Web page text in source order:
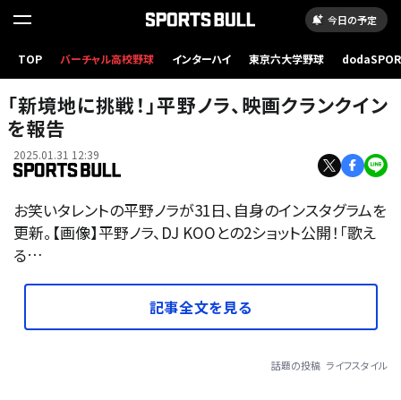
今日の予定
TOP バーチャル高校野球 インターハイ 東京六大学野球
「新境地に挑戦！」平野ノラ、映画クランクイン
を報告
2025.01.31 12:39
お笑いタレントの平野ノラが31日、自身のインスタグラムを
更新。【画像】平野ノラ、DJ KOOとの2ショット公開！「歌え
る…
記事全文を見る
話題の投稿 ライフスタイル